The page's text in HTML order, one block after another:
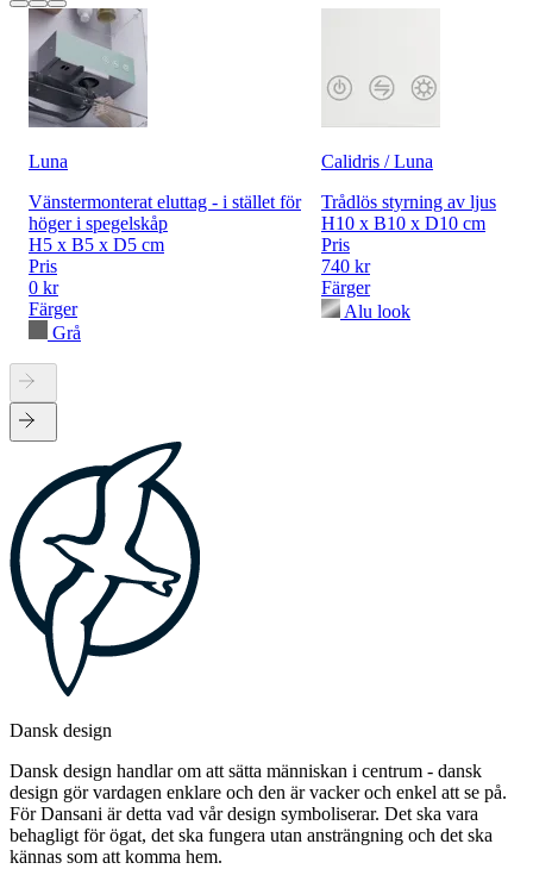
Luna
Vänstermonterat eluttag - i stället för
höger i spegelskåp
H5 x B5 x D5 cm
Pris
0 kr
Färger
Grå
Calidris / Luna
Trådlös styrning av ljus
H10 x B10 x D10 cm
Pris
740 kr
Färger
Alu look
Dansk design
Dansk design handlar om att sätta människan i centrum - dansk
design gör vardagen enklare och den är vacker och enkel att se på.
För Dansani är detta vad vår design symboliserar. Det ska vara
behagligt för ögat, det ska fungera utan ansträngning och det ska
kännas som att komma hem.